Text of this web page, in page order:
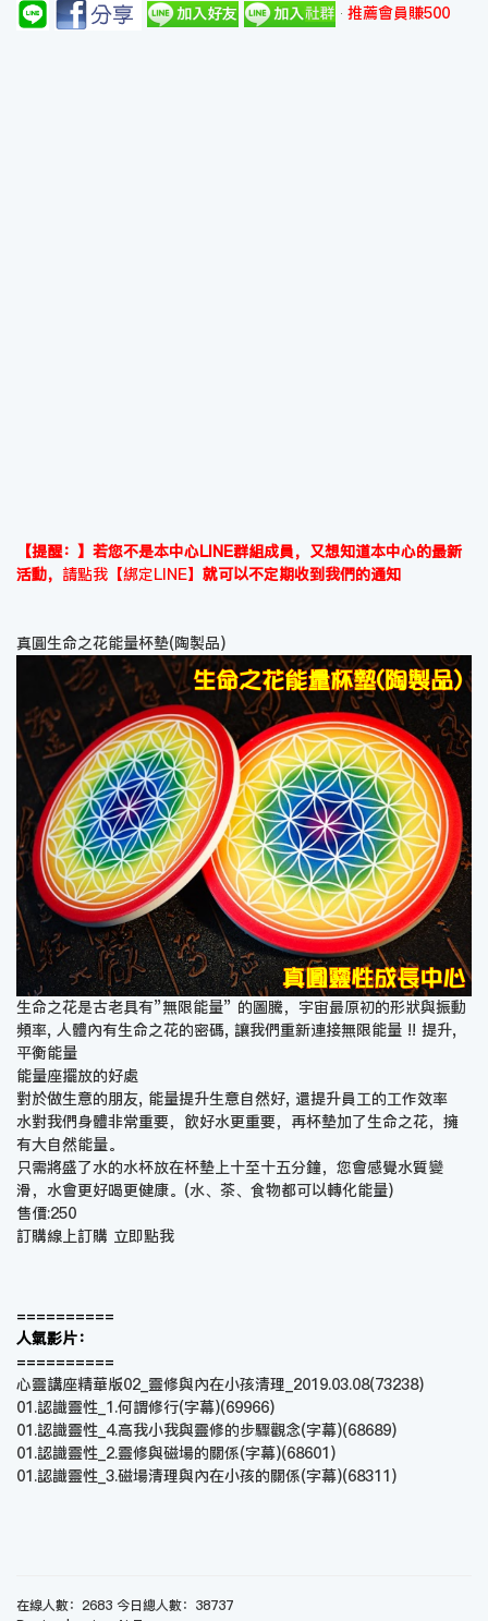
推薦會員賺500
【提醒：】若您不是本中心LINE群組成員，又想知道本中心的最新
活動， 請點我【綁定LINE】 就可以不定期收到我們的通知
真圓生命之花能量杯墊(陶製品)
生命之花是古老具有”無限能量” 的圖騰，宇宙最原初的形狀與振動
頻率, 人體內有生命之花的密碼, 讓我們重新連接無限能量 !! 提升,
平衡能量
能量座擺放的好處
對於做生意的朋友, 能量提升生意自然好, 還提升員工的工作效率
水對我們身體非常重要，飲好水更重要，再杯墊加了生命之花，擁
有大自然能量。
只需將盛了水的水杯放在杯墊上十至十五分鐘，您會感覺水質變
滑，水會更好喝更健康。(水、茶、食物都可以轉化能量)
售價:250
訂購線上訂購 立即點我
==========
人氣影片：
==========
心靈講座精華版02_靈修與內在小孩清理_2019.03.08(73238)
01.認識靈性_1.何謂修行(字幕)(69966)
01.認識靈性_4.高我小我與靈修的步驟觀念(字幕)(68689)
01.認識靈性_2.靈修與磁場的關係(字幕)(68601)
01.認識靈性_3.磁場清理與內在小孩的關係(字幕)(68311)
在線人數：2683 今日總人數：38737